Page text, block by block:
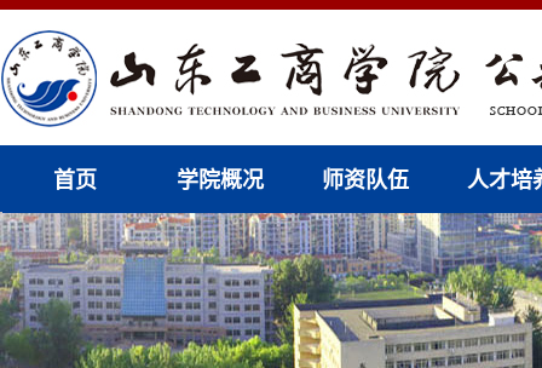
首页 学院概况 师资队伍 人才培